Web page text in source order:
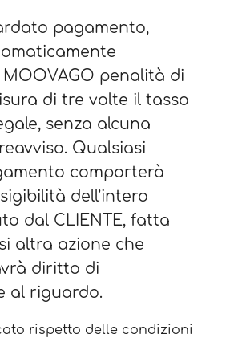
pagamento,
penalità di
di tre volte il tasso
senza alcuna
Qualsiasi
comporterà
dell’intero
dal CLIENTE, fatta
altra azione che
diritto di
al riguardo.
rispetto delle condizioni